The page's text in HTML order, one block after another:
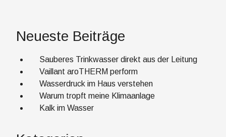
Neueste Beiträge
Sauberes Trinkwasser direkt aus der Leitung
Vaillant aroTHERM perform
Wasserdruck im Haus verstehen
Warum tropft meine Klimaanlage
Kalk im Wasser